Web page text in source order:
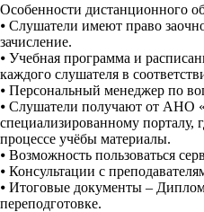
Особенности
⦁ Слушатели имеют право
зачисление.
⦁ Учебная программа и
каждого слушателя в
⦁ Персональный менеджер по
⦁ Слушатели получают от
специализированному порталу,
процессе учёбы материалы.
⦁ Возможность пользоваться
⦁ Консультации с
⦁ Итоговые документы –
переподготовке.